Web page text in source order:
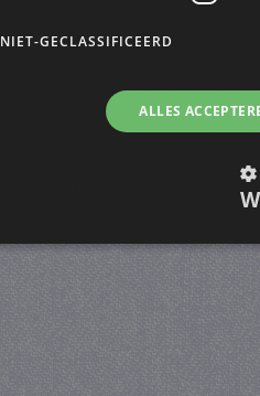
NIET-GECLASSIFICEERD
ALLES